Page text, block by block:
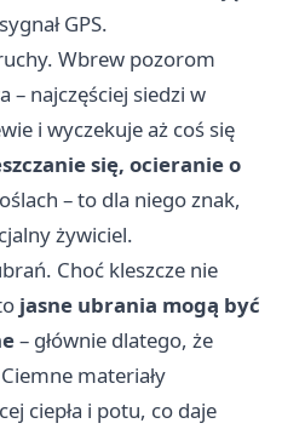
GPS.
Wbrew pozorom
– najczęściej siedzi w
i wyczekuje aż coś się
się, ocieranie o
– to dla niego znak,
żywiciel.
Choć kleszcze nie
jasne ubrania mogą być
– głównie dlatego, że
materiały
ciepła i potu, co daje